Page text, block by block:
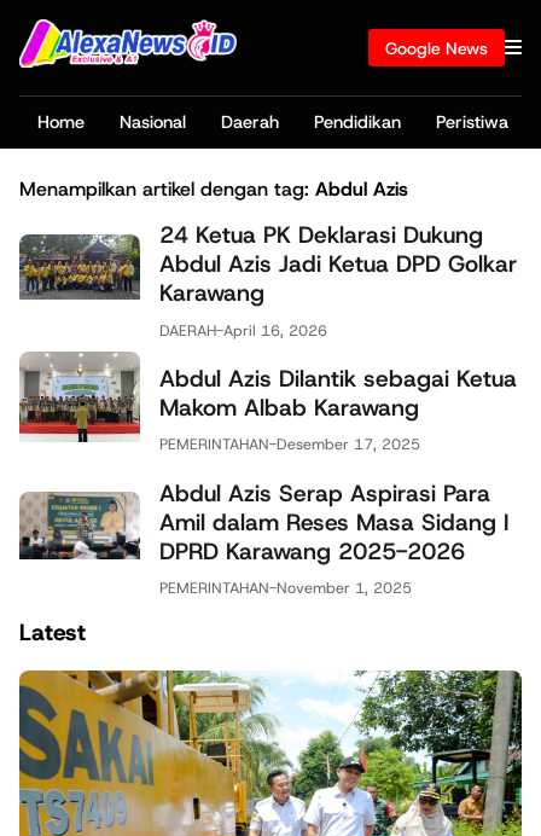
Google News
Home Nasional Daerah Pendidikan Peristiwa
Menampilkan artikel dengan tag: Abdul Azis
24 Ketua PK Deklarasi Dukung
Abdul Azis Jadi Ketua DPD Golkar
Karawang
DAERAH-April 16, 2026
Abdul Azis Dilantik sebagai Ketua
Makom Albab Karawang
PEMERINTAHAN-Desember 17, 2025
Abdul Azis Serap Aspirasi Para
Amil dalam Reses Masa Sidang I
DPRD Karawang 2025-2026
PEMERINTAHAN-November 1, 2025
Latest